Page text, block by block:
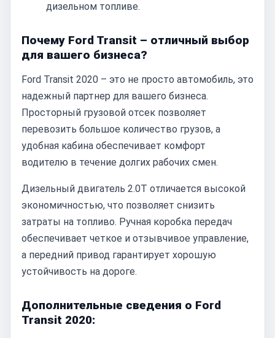
дизельном топливе.
Почему Ford Transit – отличный выбор
для вашего бизнеса?
Ford Transit 2020 – это не просто автомобиль, это
надежный партнер для вашего бизнеса.
Просторный грузовой отсек позволяет
перевозить большое количество грузов, а
удобная кабина обеспечивает комфорт
водителю в течение долгих рабочих смен.
Дизельный двигатель 2.0T отличается высокой
экономичностью, что позволяет снизить
затраты на топливо. Ручная коробка передач
обеспечивает четкое и отзывчивое управление,
а передний привод гарантирует хорошую
устойчивость на дороге.
Дополнительные сведения о Ford
Transit 2020: